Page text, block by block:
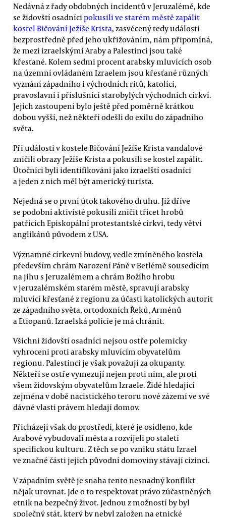
Nedávná z řady obdobných incidentů v Jeruzalémě, kde
se židovští osadníci pokusili ve starém městě zapálit
kostel Bičování Ježíše Krista, zasvěcený tedy události
bezprostředně před jeho ukřižováním, nám připomíná,
že mezi izraelskými Araby a Palestinci jsou také
křesťané. Kolem sedmi procent arabsky mluvících osob
na územní ovládaném Izraelem jsou křesťané různých
vyznání západního i východních ritů, katolíci,
pravoslavní i příslušníci starobylých východních církví.
Jejich zastoupení bylo ještě před poměrně krátkou
dobou vyšší, než někteří odešli do exilu do západního
světa.
Při události v kostele Bičování Ježíše Krista vandalové
zničili obrazy Ježíše Krista a pokusili se kostel zapálit.
Útočníci byli identifikováni jako izraelští osadníci
a jeden z nich měl být americký turista.
Nejedná se o první útok takového druhu. Již dříve
se podobní aktivisté pokusili zničit třicet hrobů
patřících Episkopální protestantské církvi, tedy větvi
anglikánů původem z USA.
Významné církevní budovy, vedle zmíněného kostela
především chrám Narození Páně v Betlémě sousedícím
na jihu s Jeruzalémem a chrám Božího hrobu
v jeruzalémském starém městě, spravují arabsky
mluvící křesťané z regionu za účasti katolických autorit
ze západního světa, ortodoxních Řeků, Arménů
a Etiopanů. Izraelská policie je má chránit.
Všichni židovští osadníci nejsou ostře polemicky
vyhroceni proti arabsky mluvícím obyvatelům
regionu. Palestinci je však považují za okupanty.
Někteří se ostře vymezují nejen proti nim, ale proti
všem židovským obyvatelům Izraele. Židé hledající
zejména v době nacistického teroru nové zázemí ve své
dávné vlasti právem hledají domov.
Přicházejí však do prostředí, které je osídleno, kde
Arabové vybudovali města a rozvíjeli po staletí
specifickou kulturu. Z těch se po vzniku státu Izrael
ve značné části jejich původní domoviny stávají cizinci.
V západním světě je snaha tento nesnadný konflikt
nějak urovnat. Jde o to respektovat právo zúčastněných
etnik na bezpečný život. Jednou z možností by byl
společný stát, který by nebyl založen na etnické